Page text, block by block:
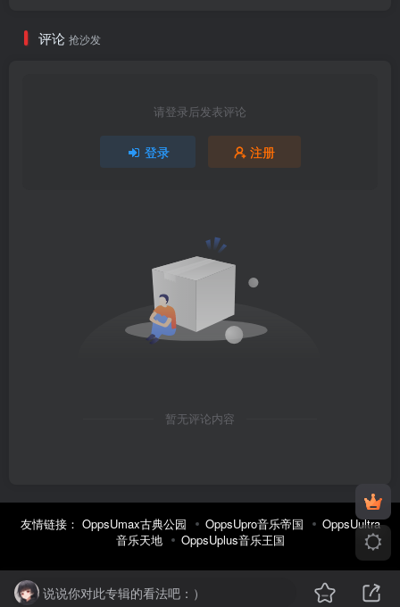
评论 抢沙发
请登录后发表评论
登录 注册
暂无评论内容
友情链接： OppsUmax古典公园 OppsUpro音乐帝国
OppsUultra
音乐天地
OppsUplus音乐王国
说说你对此专辑的看法吧：）